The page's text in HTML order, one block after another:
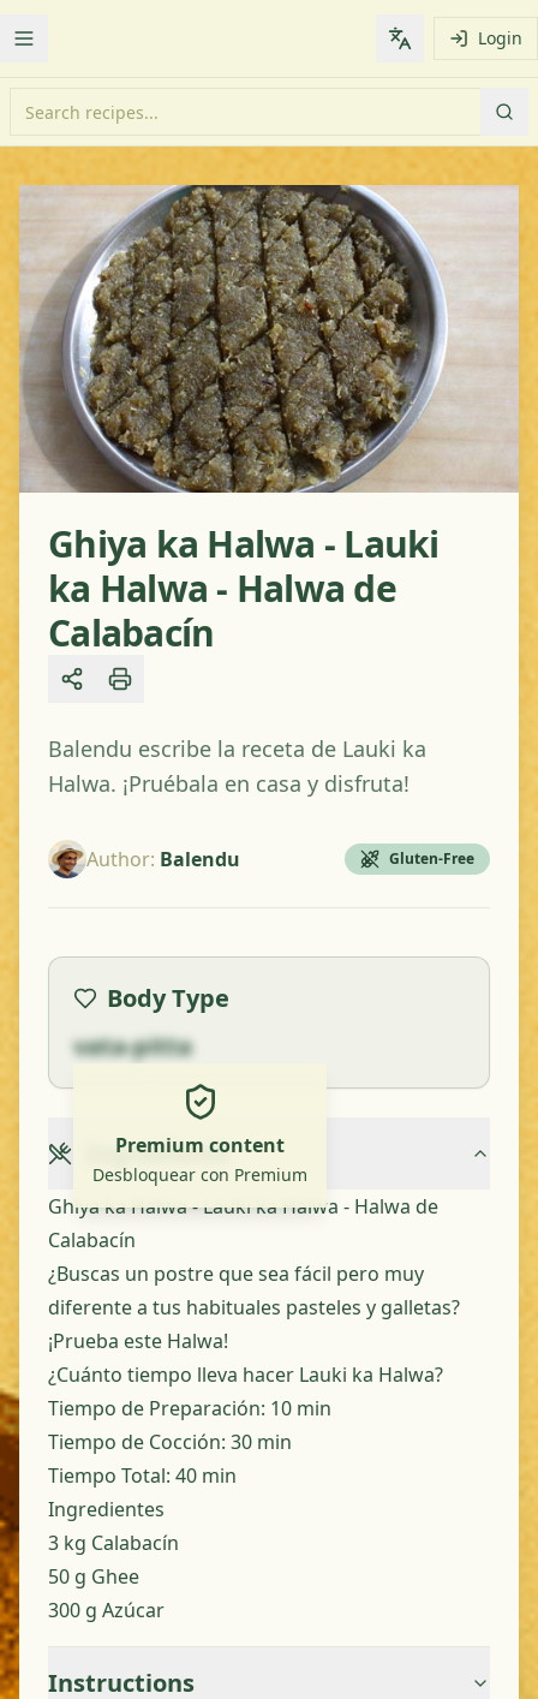
Toggle Menu Change Login
Ghiya ka Halwa - Lauki
ka Halwa - Halwa de
Calabacín
Share
Balendu escribe la receta de Lauki ka
Halwa. ¡Pruébala en casa y disfruta!
Author: Balendu Gluten-Free
Body Type
vata-pitta
Premium content
Desbloquear con Premium
Ingredients
Ghiya ka Halwa - Lauki ka Halwa - Halwa de
Calabacín
¿Buscas un postre que sea fácil pero muy
diferente a tus habituales pasteles y galletas?
¡Prueba este Halwa!
¿Cuánto tiempo lleva hacer Lauki ka Halwa?
Tiempo de Preparación: 10 min
Tiempo de Cocción: 30 min
Tiempo Total: 40 min
Ingredientes
3 kg Calabacín
50 g Ghee
300 g Azúcar
Instructions